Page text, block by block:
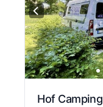
Hof Camping